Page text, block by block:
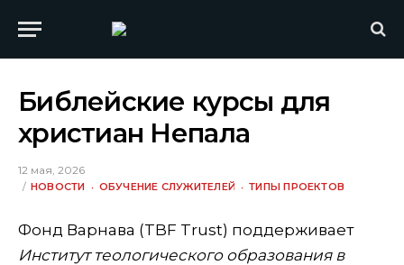
Библейские курсы для
христиан Непала
12 мая, 2026
НОВОСТИ ОБУЧЕНИЕ СЛУЖИТЕЛЕЙ ТИПЫ ПРОЕКТОВ
Фонд Варнава (TBF Trust) поддерживает
Институт теологического образования в